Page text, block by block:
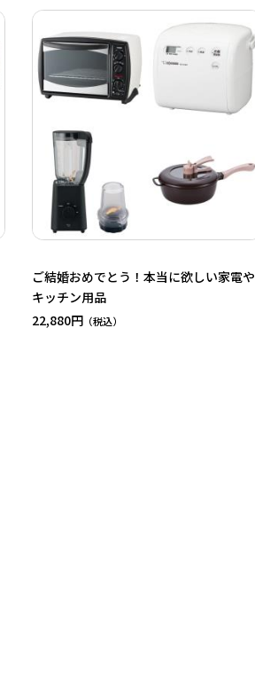
ご結婚おめでとう！本当に欲しい家電や
キッチン用品
22,880円